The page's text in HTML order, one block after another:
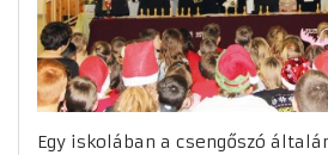
Egy iskolában a csengőszó